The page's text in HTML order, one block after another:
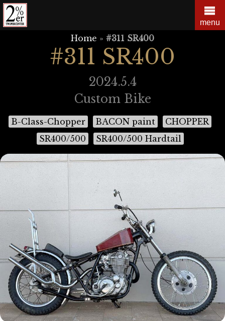
Skip
content
menu
Home » #311 SR400
#311 SR400
2024.5.4
Custom Bike
B-Class-Chopper BACON paint
CHOPPER
SR400/500
SR400/500 Hardtail